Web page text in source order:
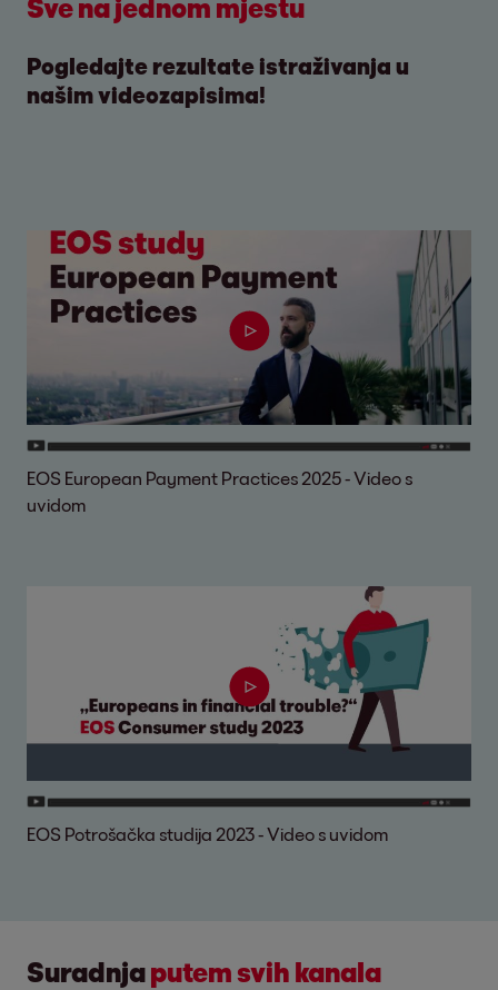
Sve na jednom mjestu
Pogledajte rezultate istraživanja u
našim videozapisima!
EOS European Payment Practices 2025 - Video s
uvidom
EOS Potrošačka studija 2023 - Video s uvidom
Suradnjaputem svih kanala